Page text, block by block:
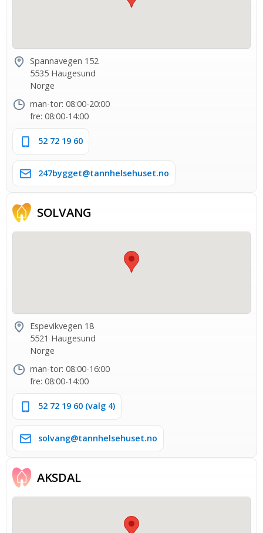
Spannavegen 152
5535 Haugesund
Norge
man-tor: 08:00-20:00
fre: 08:00-14:00
52 72 19 60
247bygget@tannhelsehuset.no
SOLVANG
Espevikvegen 18
5521 Haugesund
Norge
man-tor: 08:00-16:00
fre: 08:00-14:00
52 72 19 60 (valg 4)
solvang@tannhelsehuset.no
AKSDAL